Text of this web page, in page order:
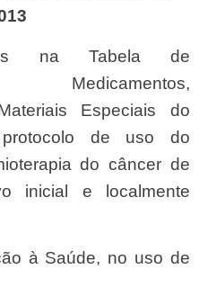
Medicamentos,
Especiais do
de uso do
do câncer de
inicial e localmente